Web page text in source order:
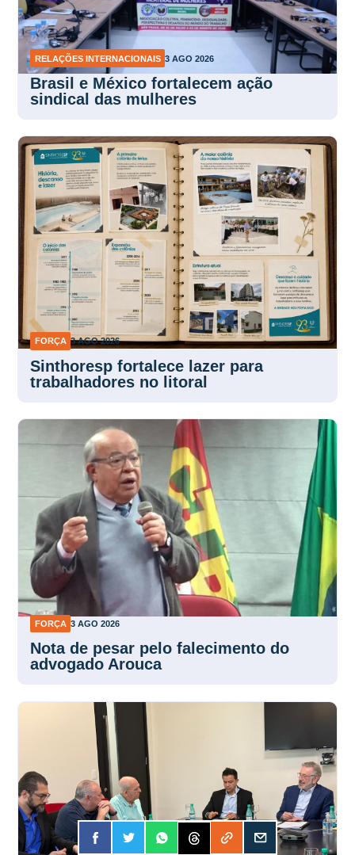
RELAÇÕES INTERNACIONAIS 3 AGO 2026
Brasil e México fortalecem ação
sindical das mulheres
FORÇA 3 AGO 2026
Sinthoresp fortalece lazer para
trabalhadores no litoral
FORÇA 3 AGO 2026
Nota de pesar pelo falecimento do
advogado Arouca